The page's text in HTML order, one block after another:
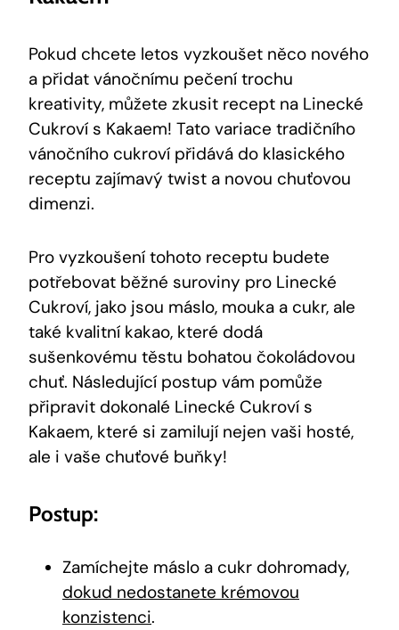
Pokud⁤ chcete letos vyzkoušet něco nového
a ⁢přidat vánočnímu⁢ pečení⁢ trochu
kreativity,‍ můžete zkusit ‌recept na Linecké
Cukroví s Kakaem! Tato variace ‍tradičního⁣
vánočního cukroví ⁢přidává ​do klasického
receptu ⁤zajímavý twist ‌a novou chuťovou
dimenzi.
Pro vyzkoušení ⁣tohoto⁤ receptu ⁤budete ​
potřebovat běžné suroviny pro ‍Linecké
Cukroví, jako jsou máslo, mouka a cukr,⁢ ale
také ‌kvalitní kakao, které⁣ dodá
sušenkovému těstu bohatou čokoládovou
chuť. Následující ⁢postup vám pomůže⁤
připravit ⁢dokonalé Linecké Cukroví s
Kakaem, které ⁣si zamilují​ nejen ⁣vaši hosté,
ale i vaše chuťové buňky!
Postup:
Zamíchejte‍ máslo ⁣a cukr dohromady,
dokud nedostanete krémovou
konzistenci.